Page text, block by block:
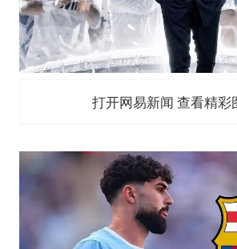
打开网易新闻 查看精彩